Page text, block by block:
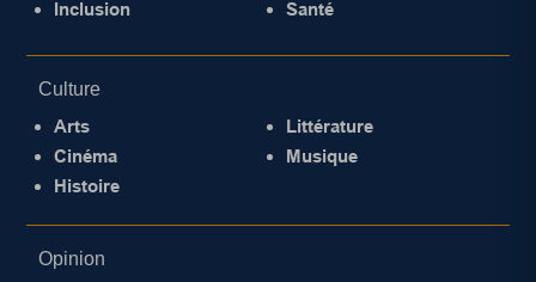
Inclusion
Santé
Culture
Arts
Cinéma
Histoire
Littérature
Musique
Opinion